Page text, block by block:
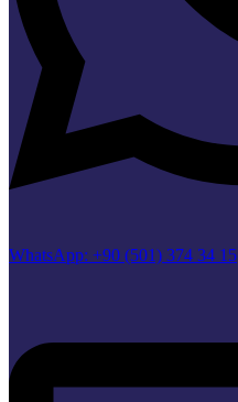
WhatsApp: +90 (501) 374 34 15